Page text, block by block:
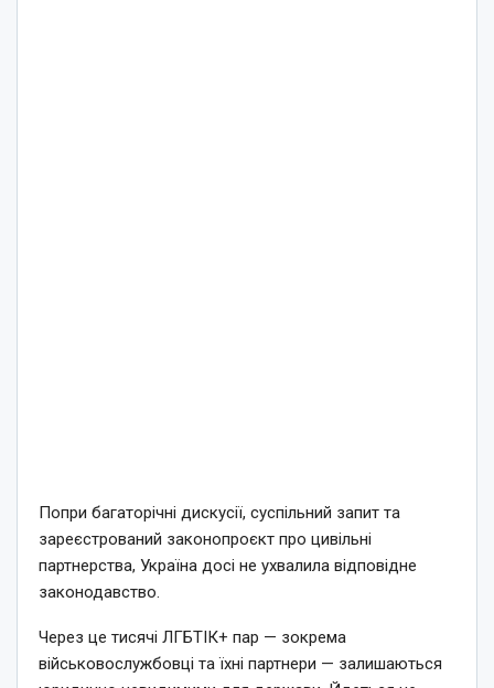
Попри багаторічні дискусії, суспільний запит та
зареєстрований законопроєкт про цивільні
партнерства, Україна досі не ухвалила відповідне
законодавство.
Через це тисячі ЛГБТІК+ пар — зокрема
військовослужбовці та їхні партнери — залишаються